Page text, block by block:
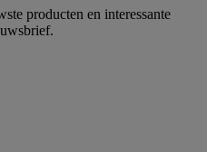
producten en interessante